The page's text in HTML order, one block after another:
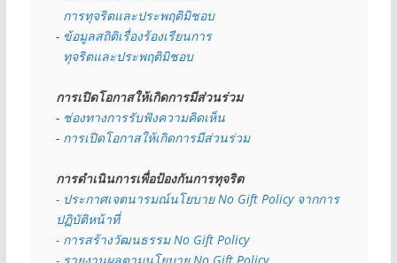
  การทุจริตและประพฤติมิชอบ
- ข้อมูลสถิติเรื่องร้องเรียนการ
  ทุจริตและประพฤติมิชอบ
การเปิดโอกาสให้เกิดการมีส่วนร่วม
- ช่องทางการรับฟังความคิดเห็น
- การเปิดโอกาสให้เกิดการมีส่วนร่วม
การดำเนินการเพื่อป้องกันการทุจริต
- ประกาศเจตนารมณ์นโยบาย No Gift Policy จากการ
ปฏิบัติหน้าที่
- การสร้างวัฒนธรรม No Gift Policy